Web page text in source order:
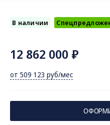
8
В наличии
12 862 000 ₽
от 509 123 руб/мес